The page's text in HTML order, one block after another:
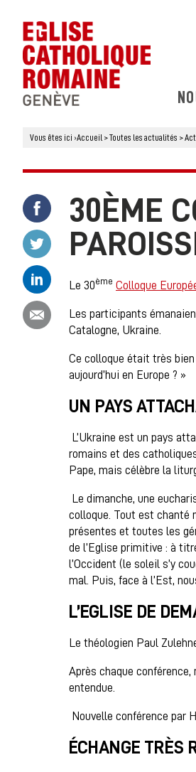
Vous êtes ici ›Accueil >Toutes les actualités >
Partager ce contenu sur
Partager ce contenu sur
Partager ce contenu
30ÈME
Le 30ème Colloque
Les participants
Catalogne, Ukraine.
Ce colloque était très
aujourd’hui en Europe ? »
UN PAYS
L’Ukraine est un pays
romains et des
Pape, mais célèbre la
Le dimanche, une
colloque. Tout est chanté
présentes et toutes les
de l’Eglise primitive : à
l’Occident (le soleil s’y
mal. Puis, face à l’Est,
L’EGLISE DE
Le théologien Paul
Après chaque
entendue.
Nouvelle conférence par
ÉCHANGE TRÈS